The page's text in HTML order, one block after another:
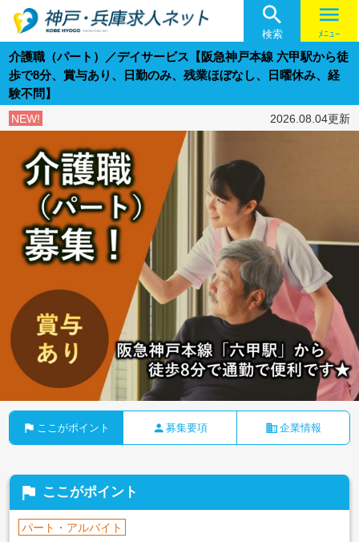

検索
menu
ﾒﾆｭｰ
介護職（パート）／デイサービス【阪急神戸本線 六甲駅から徒
歩で8分、賞与あり、日勤のみ、残業ほぼなし、日曜休み、経
験不問】
NEW! 2026.08.04更新
flag ここがポイント person 募集要項 business 企業情報
flag ここがポイント
パート・アルバイト